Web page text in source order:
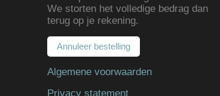
We storten het volledige bedrag dan
terug op je rekening.
Annuleer bestelling
Algemene voorwaarden
Privacy statement